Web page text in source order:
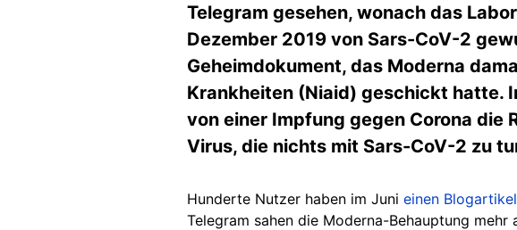
Telegram gesehen, wonach das
Dezember 2019 von Sars-CoV-2
Geheimdokument, das Moderna
Krankheiten (Niaid) geschickt hatte.
von einer Impfung gegen Corona die
Virus, die nichts mit Sars-CoV-2 zu
Hunderte Nutzer haben im Juni einen Blogartikel
Telegram sahen die Moderna-Behauptung mehr